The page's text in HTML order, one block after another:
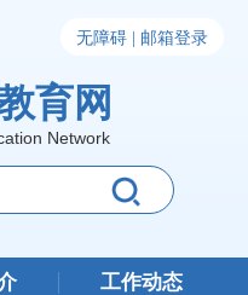
无障碍 | 邮箱登录
育网
Network
工作动态